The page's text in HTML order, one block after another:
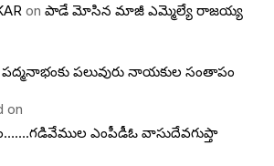
on పాడే మోసిన మాజీ ఎమ్మెల్యే రాజయ్య
పలువురు నాయకుల సంతాపం
on
ఎంపీడీఓ వాసుదేవగుప్తా